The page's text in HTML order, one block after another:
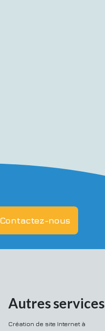
Contactez-nous
Autres services
Création de site Internet à